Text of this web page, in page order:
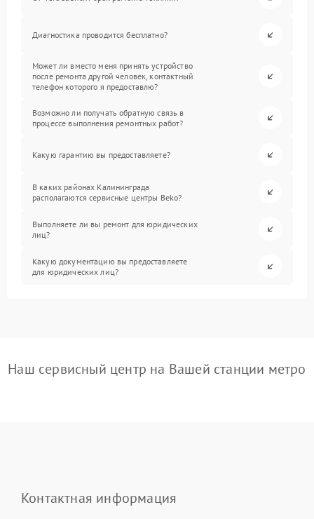
Диагностика проводится бесплатно?
Может ли вместо меня принять устройство
после ремонта другой человек, контактный
телефон которого я предоставлю?
Возможно ли получать обратную связь в
процессе выполнения ремонтных работ?
Какую гарантию вы предоставляете?
В каких районах Калининграда
располагаются сервисные центры Beko?
Выполняете ли вы ремонт для юридических
лиц?
Какую документацию вы предоставляете
для юридических лиц?
Наш сервисный центр на Вашей станции метро
Контактная информация